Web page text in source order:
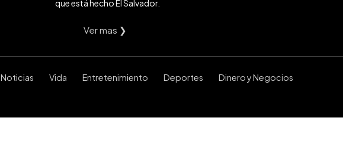
que está hecho El Salvador.
Ver mas ❯
Noticias Vida Entretenimiento Deportes Dinero y Negocios